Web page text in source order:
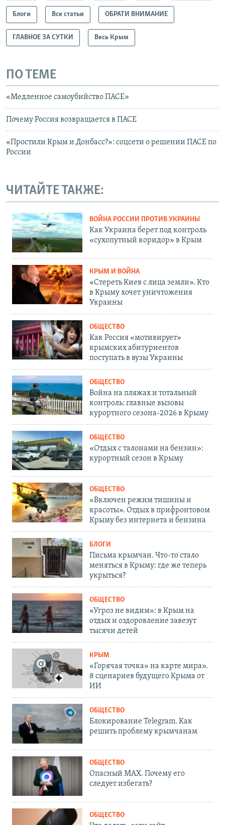
Блоги Все статьи ОБРАТИ ВНИМАНИЕ
ГЛАВНОЕ ЗА СУТКИ Весь Крым
ПО ТЕМЕ
«Медленное самоубийство ПАСЕ»
Почему Россия возвращается в ПАСЕ
«Простили Крым и Донбасс?»: соцсети о решении ПАСЕ по
России
ЧИТАЙТЕ ТАКЖЕ:
ВОЙНА РОССИИ ПРОТИВ УКРАИНЫ
Как Украина берет под контроль
«сухопутный коридор» в Крым
КРЫМ И ВОЙНА
«Стереть Киев с лица земли». Кто
в Крыму хочет уничтожения
Украины
ОБЩЕСТВО
Как Россия «мотивирует»
крымских абитуриентов
поступать в вузы Украины
ОБЩЕСТВО
Война на пляжах и тотальный
контроль: главные вызовы
курортного сезона-2026 в Крыму
ОБЩЕСТВО
«Отдых с талонами на бензин»:
курортный сезон в Крыму
ОБЩЕСТВО
«Включен режим тишины и
красоты». Отдых в прифронтовом
Крыму без интернета и бензина
БЛОГИ
Письма крымчан. Что-то стало
меняться в Крыму: где же теперь
укрыться?
ОБЩЕСТВО
«Угроз не видим»: в Крым на
отдых и оздоровление завезут
тысячи детей
КРЫМ
«Горячая точка» на карте мира».
8 сценариев будущего Крыма от
ИИ
ОБЩЕСТВО
Блокирование Telegram. Как
решить проблему крымчанам
ОБЩЕСТВО
Опасный MAX. Почему его
следует избегать?
ОБЩЕСТВО